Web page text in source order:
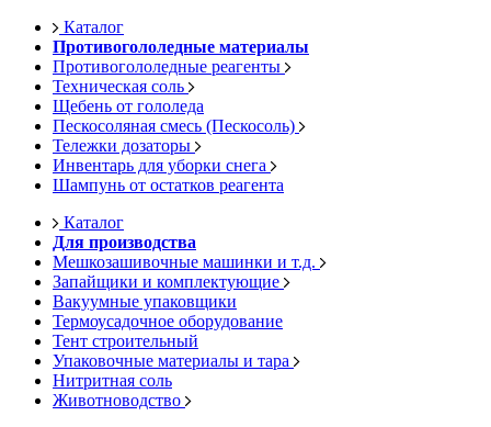
Каталог
Противогололедные материалы
Противогололедные реагенты
Техническая соль
Щебень от гололеда
Пескосоляная смесь (Пескосоль)
Тележки дозаторы
Инвентарь для уборки снега
Шампунь от остатков реагента
Каталог
Для производства
Мешкозашивочные машинки и т.д.
Запайщики и комплектующие
Вакуумные упаковщики
Термоусадочное оборудование
Тент строительный
Упаковочные материалы и тара
Нитритная соль
Животноводство